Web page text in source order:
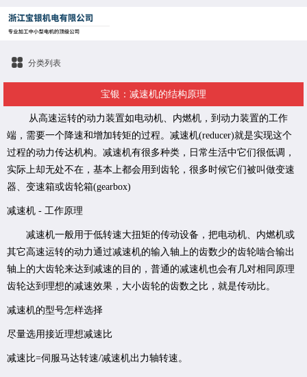
分类列表
宝银：减速机的结构原理
从高速运转的动力装置如电动机、内燃机，到动力装置的工作
端，需要一个降速和增加转矩的过程。减速机(reducer)就是实现这个
过程的动力传达机构。减速机有很多种类，日常生活中它们很低调，
实际上却无处不在，基本上都会用到齿轮，很多时候它们被叫做变速
器、变速箱或齿轮箱(gearbox)
减速机 - 工作原理
减速机一般用于低转速大扭矩的传动设备，把电动机、内燃机或
其它高速运转的动力通过减速机的输入轴上的齿数少的齿轮啮合输出
轴上的大齿轮来达到减速的目的，普通的减速机也会有几对相同原理
齿轮达到理想的减速效果，大小齿轮的齿数之比，就是传动比。
减速机的型号怎样选择
尽量选用接近理想减速比
减速比=伺服马达转速/减速机出力轴转速。